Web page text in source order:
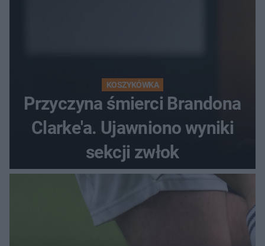
KOSZYKÓWKA
Przyczyna śmierci Brandona
Clarke'a. Ujawniono wyniki
sekcji zwłok